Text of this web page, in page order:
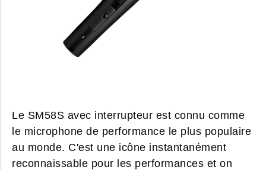
Le SM58S avec interrupteur est connu comme
le microphone de performance le plus populaire
au monde. C'est une icône instantanément
reconnaissable pour les performances et on